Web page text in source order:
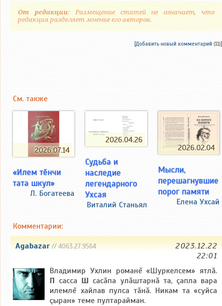
От редакции: Размещение статей не означает, что
редакция разделяет мнение его авторов.
[Добавить новый комментарий (11)]
См. также
2026.07.14
«Илем тӗнчи
тата шкул»
Л. Богатеева
2026.04.26
Судьба и
наследие
легендарного
Ухсая
Виталий Станьял
2026.02.04
Мысли,
перешагнувшие
порог памяти
Елена Ухсай
Комментарии:
Agabazar// 4063.27.9564
2023.12.22
22:01
Владимир Ухлин романĕ «Шуркелсем» ятлă.
П сасса Ш сасăпа улăштарнă та, çапла вара
илемлĕ хайлав пулса тăнă. Никам та «суйса
çыран» теме пултарайман.